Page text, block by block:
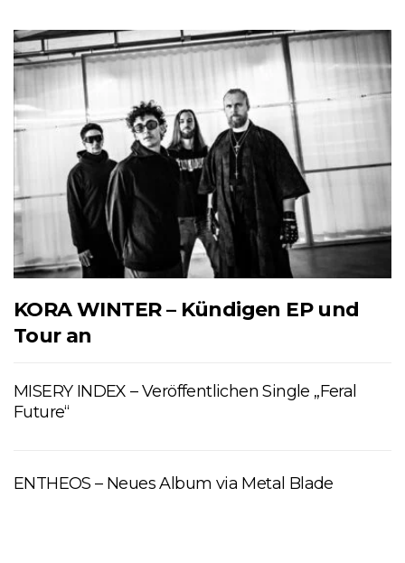
KORA WINTER – Kündigen EP und
Tour an
MISERY INDEX – Veröffentlichen Single „Feral
Future“
ENTHEOS – Neues Album via Metal Blade